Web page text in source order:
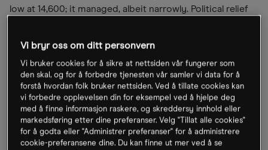
low at 14,600; it managed, albeit narrowly. Political relief
Chinese equities.
In 2025, the focus will be on whether these measures can
deliver lasting results, and whether China can recover
like the US after the 2009 financial crisis, or if the
measures fizzle out without result, causing the
depression to persist for years to come.
Vi bryr oss om ditt personvern
Vi bruker cookies for å sikre at nettsiden vår fungerer som
den skal, og for å forbedre tjenesten vår samler vi data for å
forstå hvordan folk bruker nettsiden. Ved å tillate cookies kan
vi forbedre opplevelsen din for eksempel ved å hjelpe deg
med å finne informasjon raskere, og skreddersy innhold eller
markedsføring etter dine preferanser. Velg "Tillat alle cookies"
for å godta eller "Administrer preferanser" for å administrere
cookie-preferansene dine. Du kan finne ut mer ved å se